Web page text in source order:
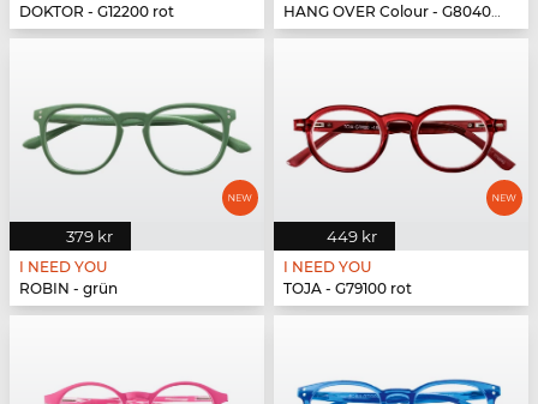
DOKTOR - G12200 rot
HANG OVER Colour - G80400 grün
379 kr
I NEED YOU
ROBIN - grün
449 kr
I NEED YOU
TOJA - G79100 rot